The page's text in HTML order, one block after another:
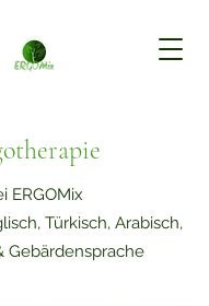
ERGOMix
Türkisch, Arabisch,
Gebärdensprache